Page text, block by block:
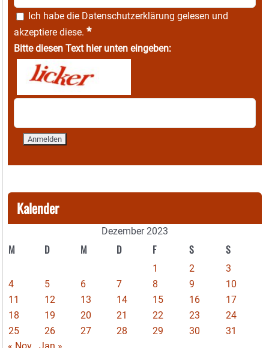
Ich habe die Datenschutzerklärung gelesen und
akzeptiere diese. *
Bitte diesen Text hier unten eingeben:
Kalender
Dezember 2023
M D M D F S S
1 2
3
4
5 6 7 8 9
10
11
12 13 14 15 16
17
18
19 20 21 22 23
24
25
26 27 28 29 30
31